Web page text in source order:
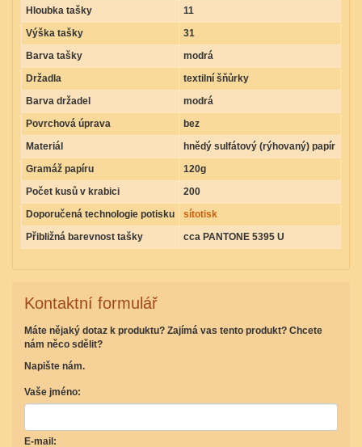
Hloubka tašky
11
Výška tašky
31
Barva tašky
modrá
Držadla
textilní šňůrky
Barva držadel
modrá
Povrchová úprava
bez
Materiál
hnědý sulfátový (rýhovaný) papír
Gramáž papíru
120g
Počet kusů v krabici
200
Doporučená technologie potisku
sítotisk
Přibližná barevnost tašky
cca PANTONE 5395 U
Kontaktní formulář
Máte nějaký dotaz k produktu? Zajímá vas tento produkt? Chcete
nám něco sdělit?
Napište nám.
Vaše jméno:
E-mail: